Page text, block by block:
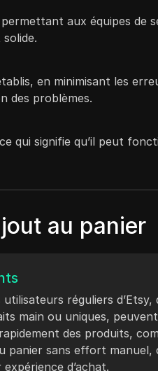
aux équipes de
en minimisant les
des problèmes.
qui signifie qu’il peut
au panier
réguliers
main ou uniques,
des produits,
panier sans effort manuel,
d’achat.